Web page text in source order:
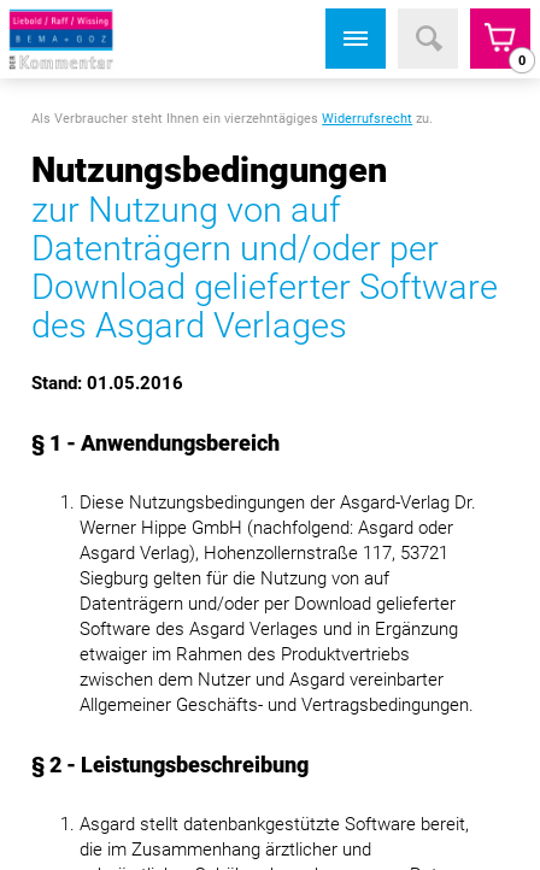
0
Als Verbraucher steht Ihnen ein vierzehntägigesWiderrufsrecht zu.
Nutzungsbedingungen
zur Nutzung von auf
Datenträgern und/oder per
Download gelieferter Software
des Asgard Verlages
Stand: 01.05.2016
§ 1 - Anwendungsbereich
Diese Nutzungsbedingungen der Asgard-Verlag Dr.
Werner Hippe GmbH (nachfolgend: Asgard oder
Asgard Verlag), Hohenzollernstraße 117, 53721
Siegburg gelten für die Nutzung von auf
Datenträgern und/oder per Download gelieferter
Software des Asgard Verlages und in Ergänzung
etwaiger im Rahmen des Produktvertriebs
zwischen dem Nutzer und Asgard vereinbarter
Allgemeiner Geschäfts- und Vertragsbedingungen.
§ 2 - Leistungsbeschreibung
Asgard stellt datenbankgestützte Software bereit,
die im Zusammenhang ärztlicher und